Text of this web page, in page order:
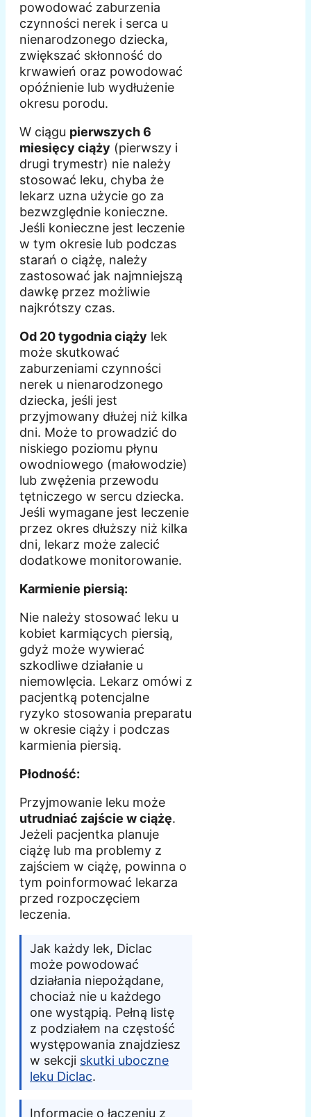
powodować zaburzenia
czynności nerek i serca u
nienarodzonego dziecka,
zwiększać skłonność do
krwawień oraz powodować
opóźnienie lub wydłużenie
okresu porodu.
W ciągu pierwszych 6
miesięcy ciąży (pierwszy i
drugi trymestr) nie należy
stosować leku, chyba że
lekarz uzna użycie go za
bezwzględnie konieczne.
Jeśli konieczne jest leczenie
w tym okresie lub podczas
starań o ciążę, należy
zastosować jak najmniejszą
dawkę przez możliwie
najkrótszy czas.
Od 20 tygodnia ciąży lek
może skutkować
zaburzeniami czynności
nerek u nienarodzonego
dziecka, jeśli jest
przyjmowany dłużej niż kilka
dni. Może to prowadzić do
niskiego poziomu płynu
owodniowego (małowodzie)
lub zwężenia przewodu
tętniczego w sercu dziecka.
Jeśli wymagane jest leczenie
przez okres dłuższy niż kilka
dni, lekarz może zalecić
dodatkowe monitorowanie.
Karmienie piersią:
Nie należy stosować leku u
kobiet karmiących piersią,
gdyż może wywierać
szkodliwe działanie u
niemowlęcia. Lekarz omówi z
pacjentką potencjalne
ryzyko stosowania preparatu
w okresie ciąży i podczas
karmienia piersią.
Płodność:
Przyjmowanie leku może
utrudniać zajście w ciążę.
Jeżeli pacjentka planuje
ciążę lub ma problemy z
zajściem w ciążę, powinna o
tym poinformować lekarza
przed rozpoczęciem
leczenia.
Jak każdy lek, Diclac
może powodować
działania niepożądane,
chociaż nie u każdego
one wystąpią. Pełną listę
z podziałem na częstość
występowania znajdziesz
w sekcji skutki uboczne
leku Diclac.
Informacje o łączeniu z